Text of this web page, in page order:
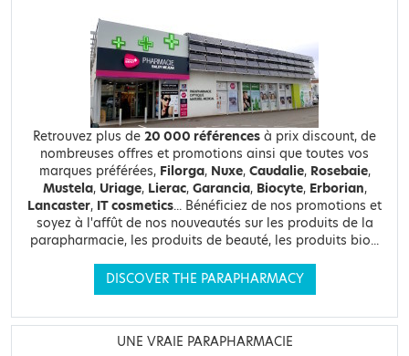
Retrouvez plus de 20 000 références à prix discount, de
nombreuses offres et promotions ainsi que toutes vos
marques préférées, Filorga, Nuxe, Caudalie, Rosebaie,
Mustela, Uriage, Lierac, Garancia, Biocyte, Erborian,
Lancaster, IT cosmetics... Bénéficiez de nos promotions et
soyez à l'affût de nos nouveautés sur les produits de la
parapharmacie, les produits de beauté, les produits bio...
DISCOVER THE PARAPHARMACY
UNE VRAIE PARAPHARMACIE